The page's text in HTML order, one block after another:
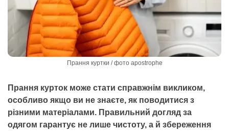
Прання куртки / фото apostrophe
Прання курток може стати справжнім викликом,
особливо якщо ви не знаєте, як поводитися з
різними матеріалами. Правильний догляд за
одягом гарантує не лише чистоту, а й збереження